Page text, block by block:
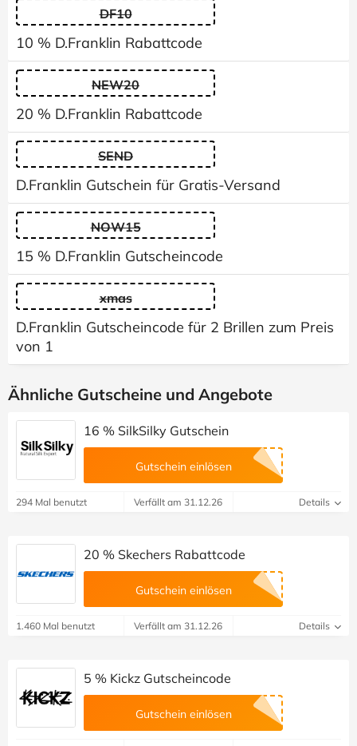
DF10
10 % D.Franklin Rabattcode
NEW20
20 % D.Franklin Rabattcode
SEND
D.Franklin Gutschein für Gratis-Versand
NOW15
15 % D.Franklin Gutscheincode
xmas
D.Franklin Gutscheincode für 2 Brillen zum Preis
von 1
Ähnliche Gutscheine und Angebote
16 % SilkSilky Gutschein
Gutschein einlösen
294 Mal benutzt Verfällt am 31.12.26 Details
20 % Skechers Rabattcode
Gutschein einlösen
1.460 Mal benutzt Verfällt am 31.12.26 Details
5 % Kickz Gutscheincode
Gutschein einlösen